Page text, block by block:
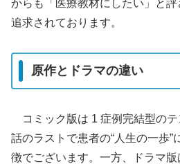
からも「医療教材にしたい」と
追求されております。
原作とドラマの違い
コミック版は 1 症例完結型の
話のラストで患者の“人生の一歩
徴でございます。一方、ドラマ